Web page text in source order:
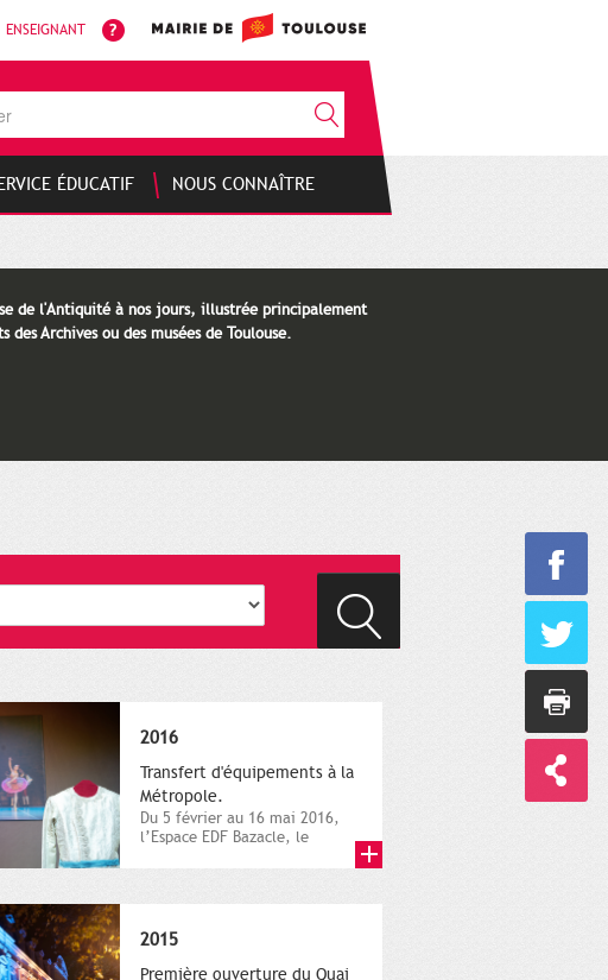
ENSEIGNANT
ÉDUCATIF NOUS CONNAÎTRE
de l'Antiquité à nos jours, illustrée principalement
des Archives ou des musées de Toulouse.
2016
Transfert d'équipements à la
Métropole.
Du 5 février au 16 mai 2016,
l’Espace EDF Bazacle, le
2015
Première ouverture du Quai